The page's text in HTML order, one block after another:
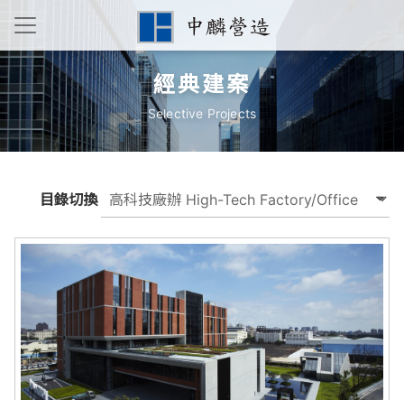
經典建案
Selective Projects
目錄切換